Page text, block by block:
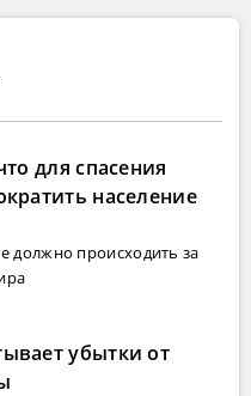
для спасения
население
должно происходить за
убытки от